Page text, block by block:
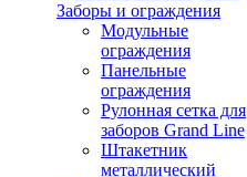
Заборы и ограждения
Модульные
ограждения
Панельные
ограждения
Рулонная сетка для
заборов Grand Line
Штакетник
металлический